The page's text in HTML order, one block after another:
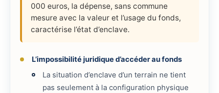
000 euros, la dépense, sans commune
mesure avec la valeur et l’usage du fonds,
caractérise l’état d’enclave.
L’impossibilité juridique d’accéder au fonds
La situation d’enclave d’un terrain ne tient
pas seulement à la configuration physique